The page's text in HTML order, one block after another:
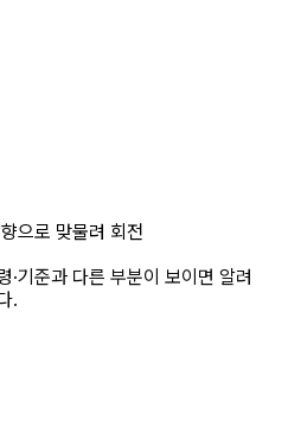
으로 맞물려 회전
·기준과 다른 부분이 보이면 알려
.